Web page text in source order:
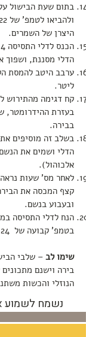
בתום שעת הבישול
היצרן של השמרים.
הדלי מסננת, ושפוך
ליטר.
קח דגימה מהתירוש
בעזרת ההידרומטר,
בבירה.
בשלב זה מוסיפים
הדלי ושמים את
אלכוהול).
לאחר מס' שעות
קצף המכסה את
ובעבוע בנשם.
בטמפ' קבועה של C 24.
שימו לב – שלבי
בירה וישנם
הנוזלי והכשות
נשמח לשמוע